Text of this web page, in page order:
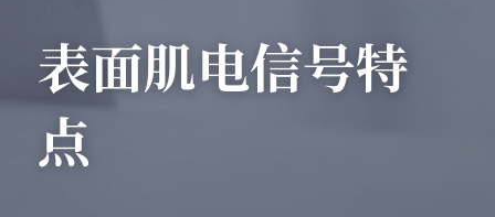
搜索
表面肌电信号特
点